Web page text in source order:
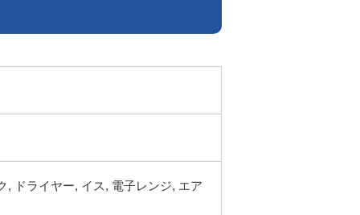
, ドライヤー, イス, 電子レンジ, エア